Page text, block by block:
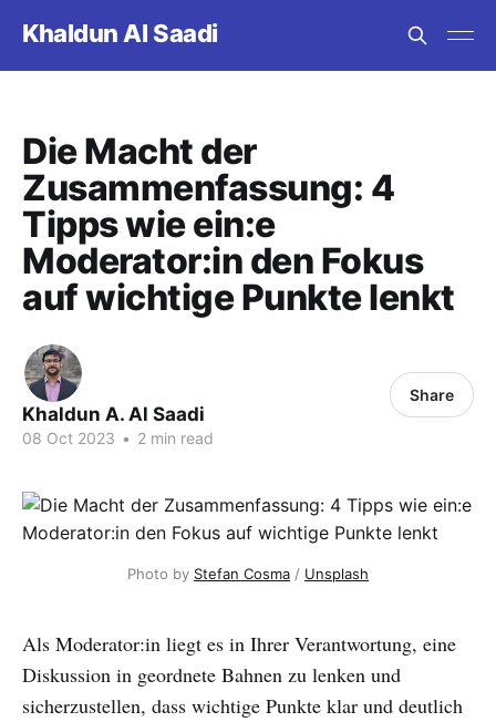
Khaldun Al Saadi
Die Macht der
Zusammenfassung: 4
Tipps wie ein:e
Moderator:in den Fokus
auf wichtige Punkte lenkt
Khaldun A. Al Saadi
08 Oct 2023 • 2 min read
Share
Photo by Stefan Cosma / Unsplash
Als Moderator:in liegt es in Ihrer Verantwortung, eine
Diskussion in geordnete Bahnen zu lenken und
sicherzustellen, dass wichtige Punkte klar und deutlich